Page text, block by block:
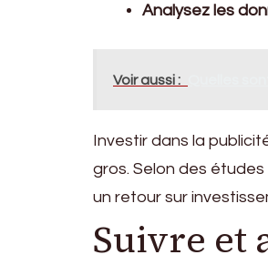
Analysez les
Voir aussi :
Investir dans la
gros. Selon des
un retour sur
Suivre et